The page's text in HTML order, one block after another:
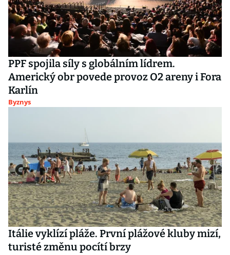
PPF spojila síly s globálním lídrem.
Americký obr povede provoz O2 areny i Fora
Karlín
Byznys
Itálie vyklízí pláže. První plážové kluby mizí,
turisté změnu pocítí brzy